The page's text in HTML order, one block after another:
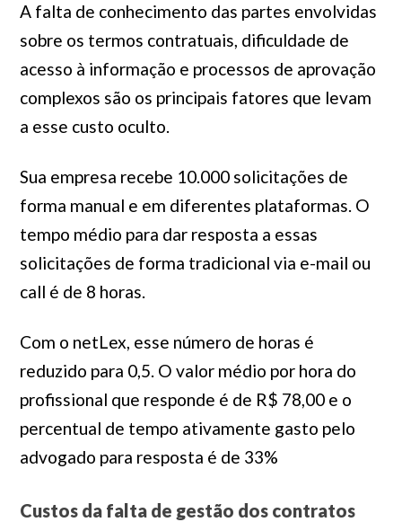
A falta de conhecimento das partes envolvidas
sobre os termos contratuais, dificuldade de
acesso à informação e processos de aprovação
complexos são os principais fatores que levam
a esse custo oculto.
Sua empresa recebe 10.000 solicitações de
forma manual e em diferentes plataformas. O
tempo médio para dar resposta a essas
solicitações de forma tradicional via e-mail ou
call é de 8 horas.
Com o netLex, esse número de horas é
reduzido para 0,5. O valor médio por hora do
profissional que responde é de R$ 78,00 e o
percentual de tempo ativamente gasto pelo
advogado para resposta é de 33%
Custos da falta de gestão dos contratos